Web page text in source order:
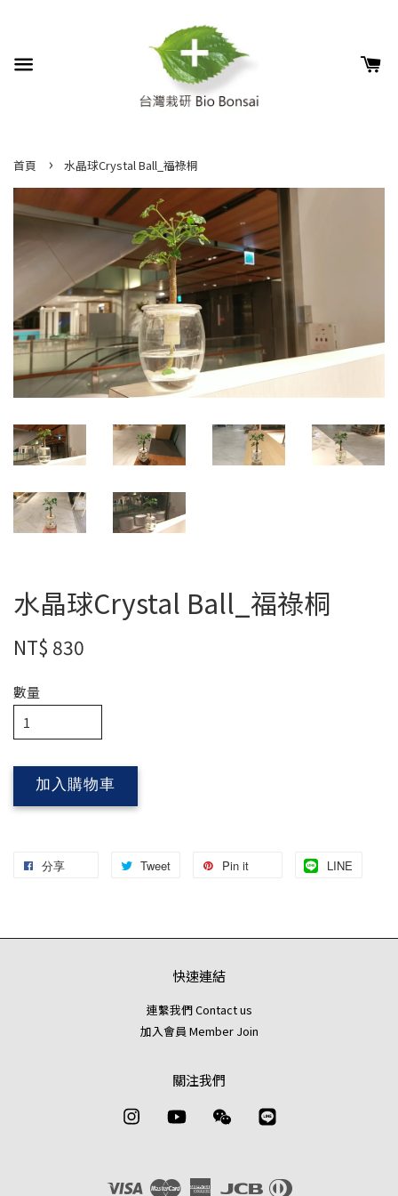
首頁 › 水晶球Crystal Ball_福祿桐
水晶球Crystal Ball_福祿桐
NT$ 830
數量
加入購物車
分享 Tweet Pin it LINE
快速連結
連繫我們 Contact us
加入會員 Member Join
關注我們
Instagram YouTube Wechat
Visa Master
American JCB Diners